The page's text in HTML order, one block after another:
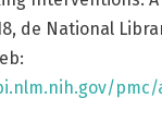
de National
pmc/